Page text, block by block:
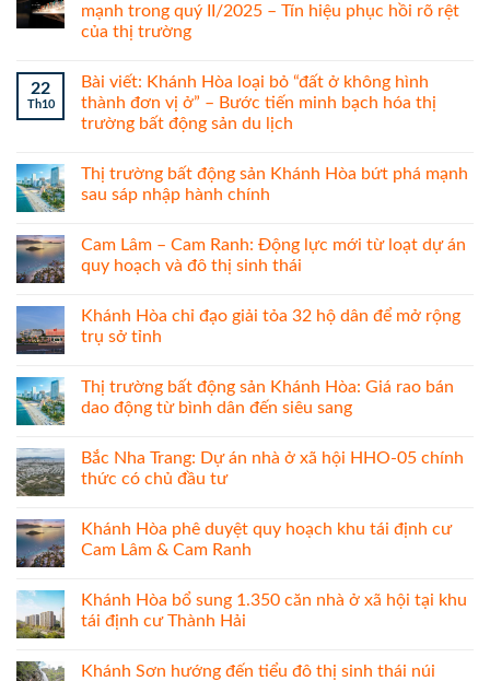
mạnh trong quý II/2025 – Tín hiệu phục hồi rõ rệt
của thị trường
22
Th10
Bài viết: Khánh Hòa loại bỏ “đất ở không hình
thành đơn vị ở” – Bước tiến minh bạch hóa thị
trường bất động sản du lịch
Thị trường bất động sản Khánh Hòa bứt phá mạnh
sau sáp nhập hành chính
Cam Lâm – Cam Ranh: Động lực mới từ loạt dự án
quy hoạch và đô thị sinh thái
Khánh Hòa chỉ đạo giải tỏa 32 hộ dân để mở rộng
trụ sở tỉnh
Thị trường bất động sản Khánh Hòa: Giá rao bán
dao động từ bình dân đến siêu sang
Bắc Nha Trang: Dự án nhà ở xã hội HHO-05 chính
thức có chủ đầu tư
Khánh Hòa phê duyệt quy hoạch khu tái định cư
Cam Lâm & Cam Ranh
Khánh Hòa bổ sung 1.350 căn nhà ở xã hội tại khu
tái định cư Thành Hải
Khánh Sơn hướng đến tiểu đô thị sinh thái núi